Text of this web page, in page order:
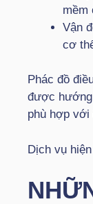
mềm
Vận
cơ
Phác đồ
được hướng
phù hợp với
Dịch vụ